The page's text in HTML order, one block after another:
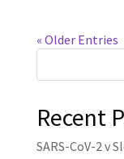
« Older Entries
Recent
SARS-CoV-2 v